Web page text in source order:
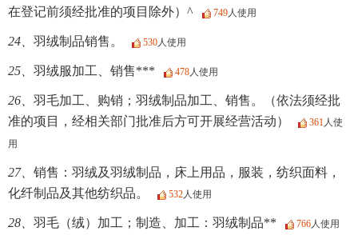
在登记前须经批准的项目除外）^
749人使用
24、 羽绒制品销售。 530人使用
25、 羽绒服加工、销售*** 478人使用
26、 羽毛加工、购销；羽绒制品加工、销售。（依法须经批
准的项目，经相关部门批准后方可开展经营活动）
361人使
用
27、 销售：羽绒及羽绒制品，床上用品，服装，纺织面料，
化纤制品及其他纺织品。
532人使用
28、 羽毛（绒）加工；制造、加工：羽绒制品** 766人使用